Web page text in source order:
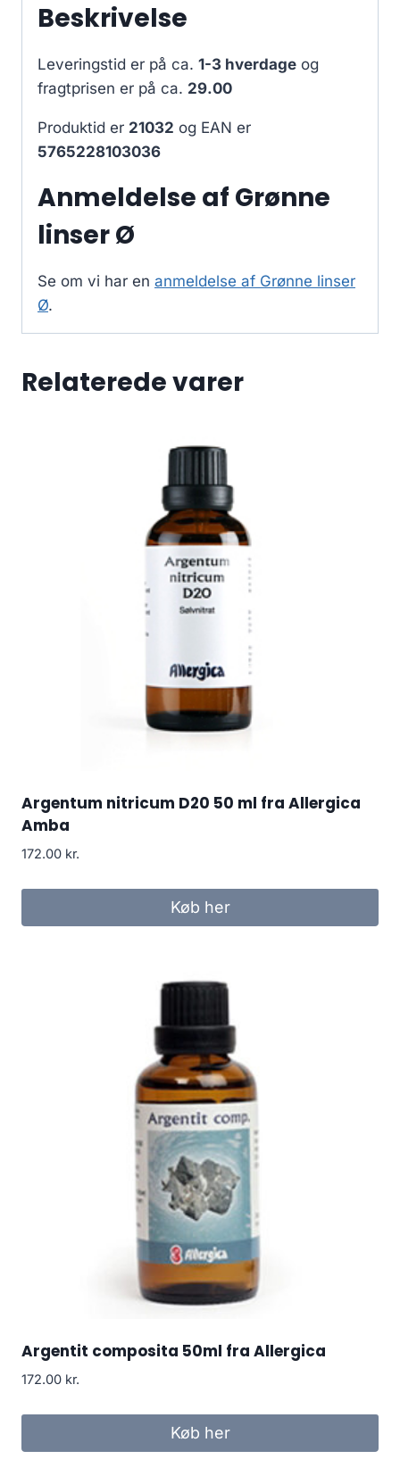
Beskrivelse
Leveringstid er på ca. 1-3 hverdage og
fragtprisen er på ca. 29.00
Produktid er 21032 og EAN er
5765228103036
Anmeldelse af Grønne
linser Ø
Se om vi har en anmeldelse af Grønne linser
Ø.
Relaterede varer
Argentum nitricum D20 50 ml fra Allergica
Amba
172.00 kr.
Køb her
Argentit composita 50ml fra Allergica
172.00 kr.
Køb her